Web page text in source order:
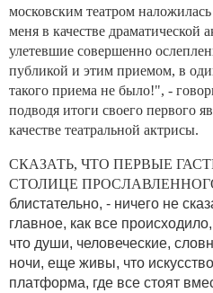
московским театром
меня в качестве драматической
улетевшие совершенно
публикой и этим приемом, в
такого приема не было!", -
подводя итоги своего первого
качестве театральной актрисы.
СКАЗАТЬ, ЧТО ПЕРВЫЕ
СТОЛИЦЕ
блистательно, - ничего не
главное, как все
что души, человеческие,
ночи, еще живы, что
платформа, где все стоят